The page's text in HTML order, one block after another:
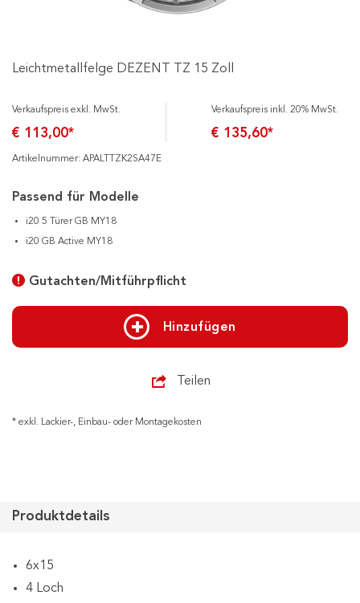
Leichtmetallfelge DEZENT TZ 15 Zoll
Verkaufspreis exkl. MwSt.
€ 113,00*
Verkaufspreis inkl. 20% MwSt.
€ 135,60*
Artikelnummer: APALTTZK2SA47E
Passend für Modelle
i20 5 Türer GB MY18
i20 GB Active MY18
Gutachten/Mitführpflicht
Hinzufügen
Teilen
* exkl. Lackier-, Einbau- oder Montagekosten
Produktdetails
6x15
4 Loch